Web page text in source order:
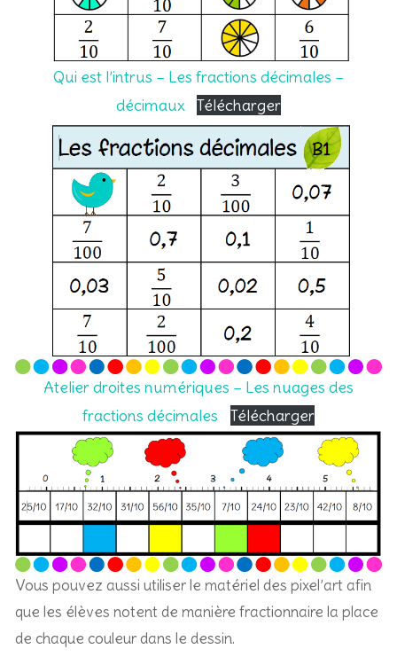
Qui est l’intrus – Les fractions décimales –
décimaux Télécharger
Atelier droites numériques – Les nuages des
fractions décimales
Télécharger
Vous pouvez aussi utiliser le matériel des pixel’art afin
que les élèves notent de manière fractionnaire la place
de chaque couleur dans le dessin.